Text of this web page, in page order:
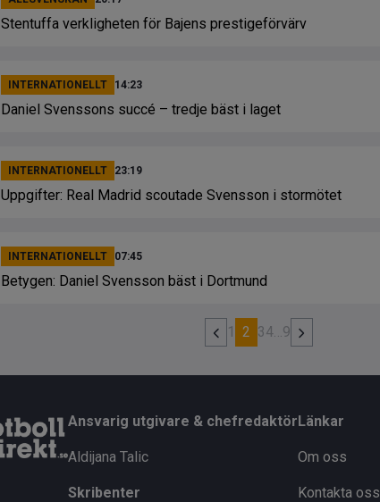
Stentuffa verkligheten för Bajens prestigeförvärv
INTERNATIONELLT 14:23
Daniel Svenssons succé – tredje bäst i laget
INTERNATIONELLT 23:19
Uppgifter: Real Madrid scoutade Svensson i stormötet
INTERNATIONELLT 07:45
Betygen: Daniel Svensson bäst i Dortmund
1 2 34…9
Ansvarig utgivare & chefredaktör
Aldijana Talic
Skribenter
Länkar
Om oss
Kontakta oss